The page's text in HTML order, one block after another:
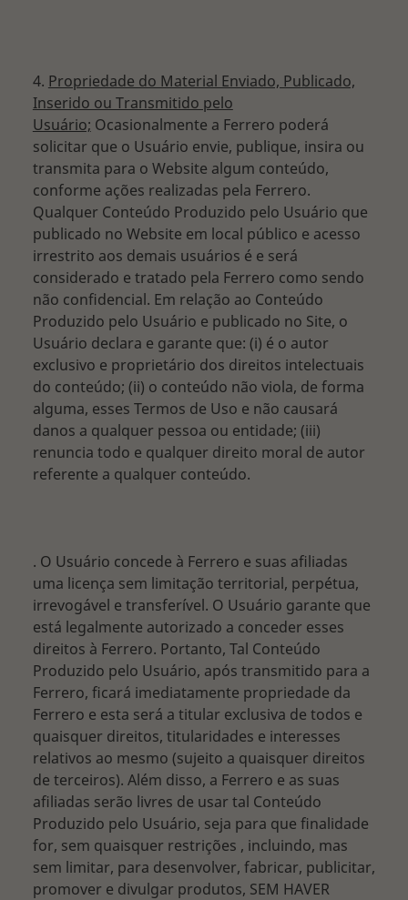
4. Propriedade do Material Enviado, Publicado,
Inserido ou Transmitido pelo
Usuário; Ocasionalmente a Ferrero poderá
solicitar que o Usuário envie, publique, insira ou
transmita para o Website algum conteúdo,
conforme ações realizadas pela Ferrero.
Qualquer Conteúdo Produzido pelo Usuário que
publicado no Website em local público e acesso
irrestrito aos demais usuários é e será
considerado e tratado pela Ferrero como sendo
não confidencial. Em relação ao Conteúdo
Produzido pelo Usuário e publicado no Site, o
Usuário declara e garante que: (i) é o autor
exclusivo e proprietário dos direitos intelectuais
do conteúdo; (ii) o conteúdo não viola, de forma
alguma, esses Termos de Uso e não causará
danos a qualquer pessoa ou entidade; (iii)
renuncia todo e qualquer direito moral de autor
referente a qualquer conteúdo.
. O Usuário concede à Ferrero e suas afiliadas
uma licença sem limitação territorial, perpétua,
irrevogável e transferível. O Usuário garante que
está legalmente autorizado a conceder esses
direitos à Ferrero. Portanto, Tal Conteúdo
Produzido pelo Usuário, após transmitido para a
Ferrero, ficará imediatamente propriedade da
Ferrero e esta será a titular exclusiva de todos e
quaisquer direitos, titularidades e interesses
relativos ao mesmo (sujeito a quaisquer direitos
de terceiros). Além disso, a Ferrero e as suas
afiliadas serão livres de usar tal Conteúdo
Produzido pelo Usuário, seja para que finalidade
for, sem quaisquer restrições , incluindo, mas
sem limitar, para desenvolver, fabricar, publicitar,
promover e divulgar produtos, SEM HAVER